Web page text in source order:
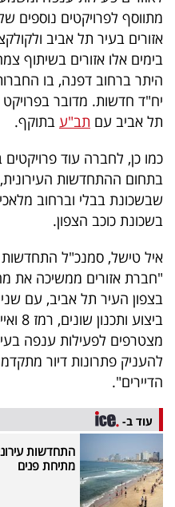
מתווסף לפרויקטים נוספים
אזורים בעיר תל אביב
בימים אלו אזורים בשיתוף
יח"ד חדשות. מדובר
תל אביב עם תב"ע בתוקף.
כמו כן, לחברה עוד פרויקטים
בשכונת כוכב הצפון.
איל טישל, סמנכ"ל התחדשות
"חברת אזורים ממשיכה את
בצפון העיר תל אביב, עם
מצטרפים לפעילות ענפה
להעניק פתרונות דיור
הדיירים".
עוד ב-
התחדשות
מתיחת פנים